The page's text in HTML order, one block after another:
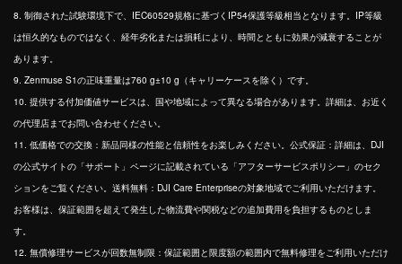
8. 制御された試験環境下で、IEC60529規格に基づくIP54保護等級相当となります。IP等級
は恒久的なものではなく、経年劣化または損耗により、時間とともに効果が減衰することが
あります。
9. Zenmuse S1の正味重量は760 g±10 g（キャリーケースを除く）です。
10. 提供する付加価値サービスは、国や地域によって異なる場合があります。詳細は、お近く
の代理店までお問い合わせください。
11. 低価格での交換：新品同様の性能と信頼性をお楽しみください。公式保証：詳細は、DJI
の公式サイトの「サポート」ページに記載されている「アフターサービスポリシー」のセク
ションをご覧ください。送料無料：DJI Care Enterpriseの対象地域でご利用いただけます。
お客様は、保証範囲を超えて発生した物流費や関税などの追加費用を負担するものとしま
す。
12. 無償修理サービスが回数無制限：保証範囲と限度額の範囲内で無料修理をご利用いただけ